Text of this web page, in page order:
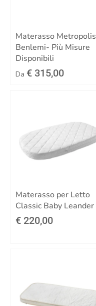
Materasso Metropolis
Benlemi- Più Misure
Disponibili
Da € 315,00
Materasso per Letto
Classic Baby Leander
€ 220,00